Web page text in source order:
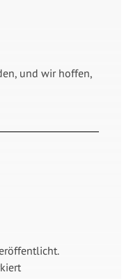
und wir hoffen,